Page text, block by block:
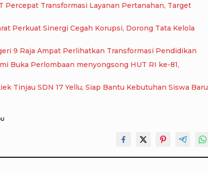
Percepat Transformasi Layanan Pertanahan, Target
Perkuat Sinergi Cegah Korupsi, Dorong Tata Kelola
Menuju Akreditasi Unggul, SMA Negeri 9 Raja Ampat Perlihatkan Transformasi Pendidikan
Buka Perlombaan menyongsong HUT RI ke-81,
Tinjau SDN 17 Yellu, Siap Bantu Kebutuhan Siswa Baru